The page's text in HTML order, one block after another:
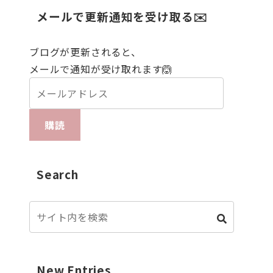
メールで更新通知を受け取る✉️
ブログが更新されると、
メールで通知が受け取れます🙆
購読
Search
New Entries